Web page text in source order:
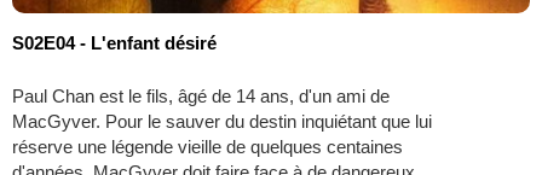
S02E04 - L'enfant désiré
Paul Chan est le fils, âgé de 14 ans, d'un ami de
MacGyver. Pour le sauver du destin inquiétant que lui
réserve une légende vieille de quelques centaines